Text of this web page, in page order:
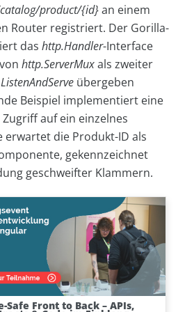
product/{id}an einem
Router registriert. Der Gorilla-
das http.Handler-Interface
http.ServerMuxals zweiter
übergeben
Beispiel implementiert eine
auf ein einzelnes
erwartet die Produkt-ID als
gekennzeichnet
geschweifter Klammern.